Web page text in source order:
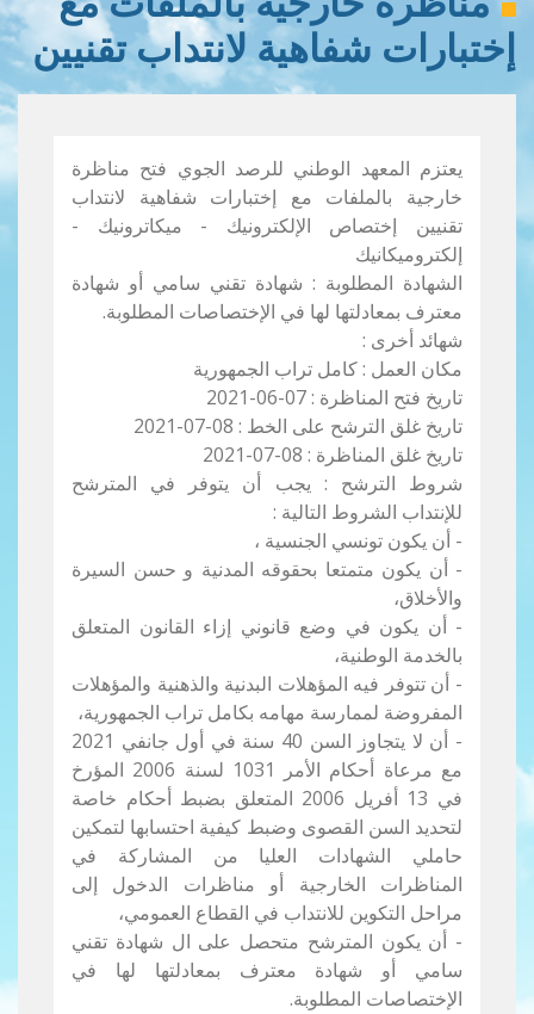
إختبارات شفاهية لانتداب تقنيين
يعتزم المعهد الوطني للرصد الجوي فتح مناظرة
خارجية بالملفات مع إختبارات شفاهية لانتداب
تقنيين إختصاص الإلكترونيك - ميكاترونيك -
إلكتروميكانيك
الشهادة المطلوبة : شهادة تقني سامي أو شهادة
معترف بمعادلتها لها في الإختصاصات المطلوبة.
شهائد أخرى :
مكان العمل : كامل تراب الجمهورية
تاريخ فتح المناظرة : 07-06-2021
تاريخ غلق الترشح على الخط : 08-07-2021
تاريخ غلق المناظرة : 08-07-2021
شروط الترشح : يجب أن يتوفر في المترشح
للإنتداب الشروط التالية :
- أن يكون تونسي الجنسية ،
- أن يكون متمتعا بحقوقه المدنية و حسن السيرة
والأخلاق،
- أن يكون في وضع قانوني إزاء القانون المتعلق
بالخدمة الوطنية،
- أن تتوفر فيه المؤهلات البدنية والذهنية والمؤهلات
المفروضة لممارسة مهامه بكامل تراب الجمهورية،
- أن لا يتجاوز السن 40 سنة في أول جانفي 2021
مع مرعاة أحكام الأمر 1031 لسنة 2006 المؤرخ
في 13 أفريل 2006 المتعلق بضبط أحكام خاصة
لتحديد السن القصوى وضبط كيفية احتسابها لتمكين
حاملي الشهادات العليا من المشاركة في
المناظرات الخارجية أو مناظرات الدخول إلى
مراحل التكوين للانتداب في القطاع العمومي،
- أن يكون المترشح متحصل على ال شهادة تقني
سامي أو شهادة معترف بمعادلتها لها في
الإختصاصات المطلوبة.